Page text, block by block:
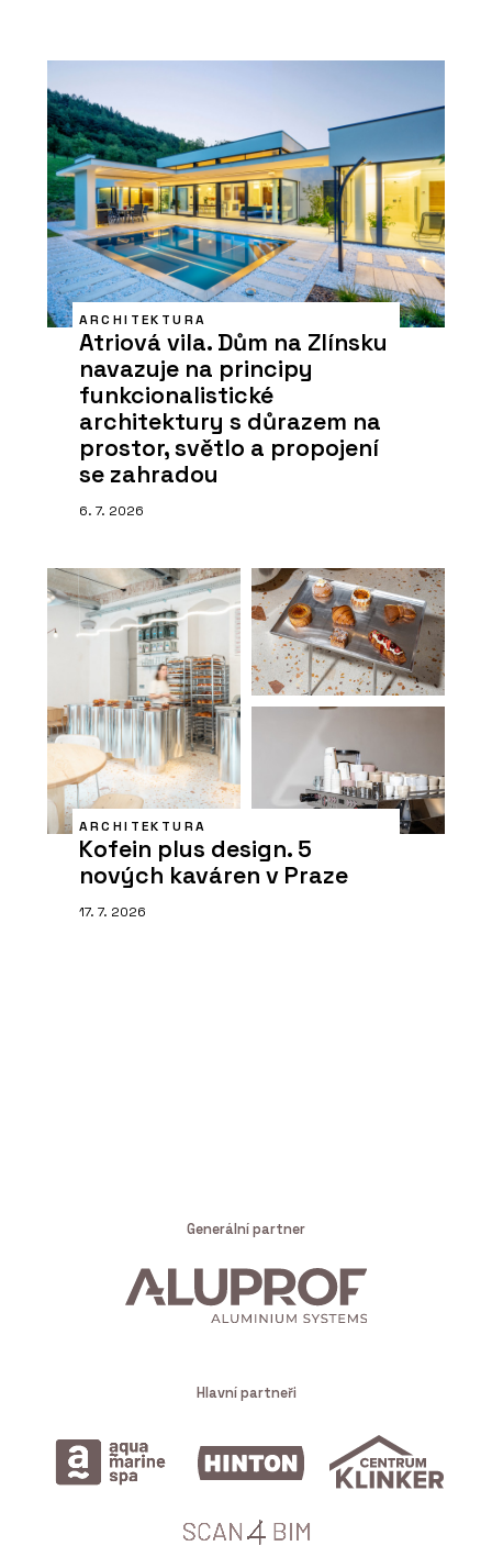
ARCHITEKTURA
Atriová vila. Dům na Zlínsku
navazuje na principy
funkcionalistické
architektury s důrazem na
prostor, světlo a propojení
se zahradou
6. 7. 2026
ARCHITEKTURA
Kofein plus design. 5
nových kaváren v Praze
17. 7. 2026
Generální partner
Hlavní partneři